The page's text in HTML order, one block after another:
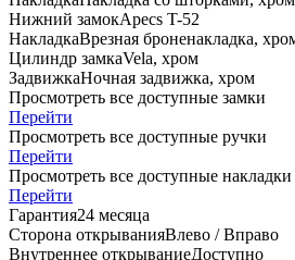
Нижний замокApecs T-52
НакладкаВрезная броненакладка,
Цилиндр замкаVela, хром
ЗадвижкаНочная задвижка, хром
Просмотреть все доступные замки
Перейти
Просмотреть все доступные ручки
Перейти
Просмотреть все доступные накладки
Перейти
Гарантия24 месяца
Сторона открыванияВлево / Вправо
Внутреннее открываниеДоступно